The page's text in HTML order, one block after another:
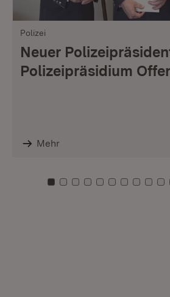
Polizei
Neuer
Polizeipräsidium
Mehr
Zu Kachel: 0
Zu Kachel: 1
Zu Kachel: 2
Zu Kachel: 3
Zu Kachel: 4
Zu Kachel:
ZuZuZu